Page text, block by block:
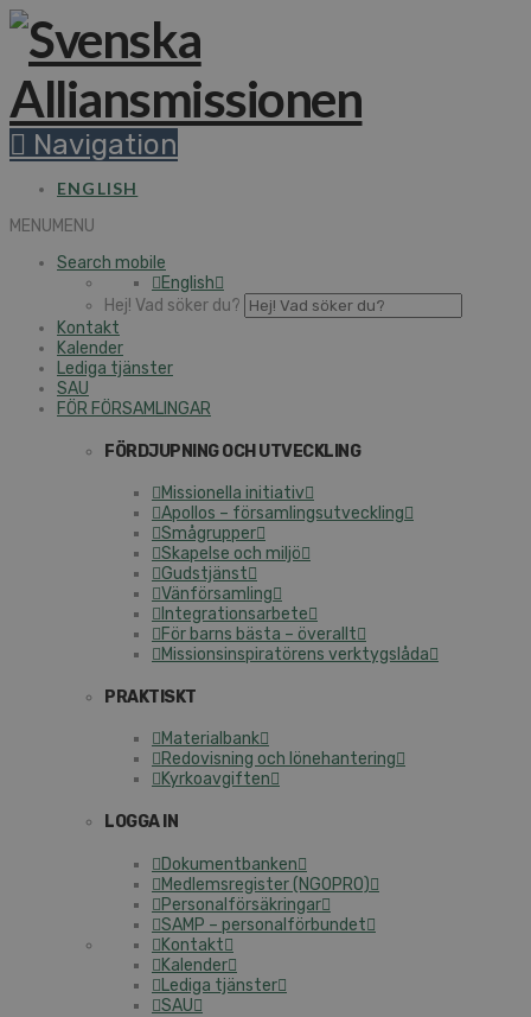
Navigation
ENGLISH
MENUMENU
Search mobile
English
Hej! Vad söker du?
Kontakt
Kalender
Lediga tjänster
SAU
FÖR FÖRSAMLINGAR
FÖRDJUPNING OCH UTVECKLING
Missionella initiativ
Apollos – församlingsutveckling
Smågrupper
Skapelse och miljö
Gudstjänst
Vänförsamling
Integrationsarbete
För barns bästa – överallt
Missionsinspiratörens verktygslåda
PRAKTISKT
Materialbank
Redovisning och lönehantering
Kyrkoavgiften
LOGGA IN
Dokumentbanken
Medlemsregister (NGOPRO)
Personalförsäkringar
SAMP – personalförbundet
Kontakt
Kalender
Lediga tjänster
SAU